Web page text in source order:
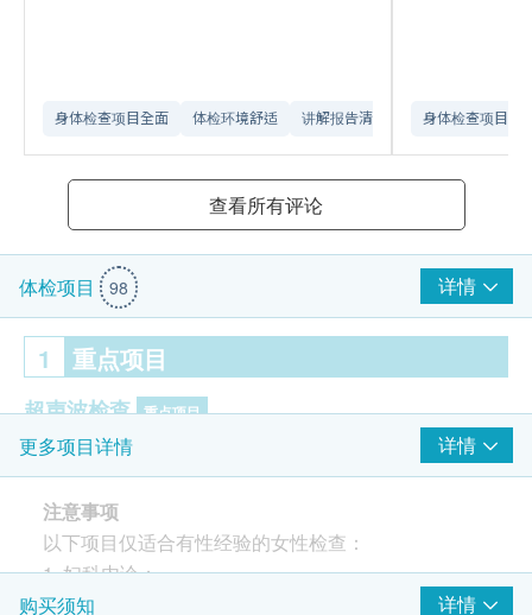
身体检查项目全面 体检环境舒适​ 讲解报告清晰​ 身体检查项目全
查看所有评论
体检项目 98 详情
1 重点项目
超声波检查 重点项目
B超檢查- 上腹部: 肝脏
B超檢查- 上腹部: 脾脏
上腹腔超声波:肾
甲状腺超声波
B超檢查- 乳房
更多项目详情 详情
注意事项
以下项目仅适合有性经验的女性检查：
1. 妇科内诊；
2. 白带常规检查；
购买须知 详情